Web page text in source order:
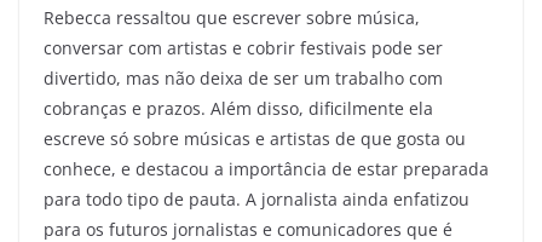
Rebecca ressaltou que escrever sobre música,
conversar com artistas e cobrir festivais pode ser
divertido, mas não deixa de ser um trabalho com
cobranças e prazos. Além disso, dificilmente ela
escreve só sobre músicas e artistas de que gosta ou
conhece, e destacou a importância de estar preparada
para todo tipo de pauta. A jornalista ainda enfatizou
para os futuros jornalistas e comunicadores que é